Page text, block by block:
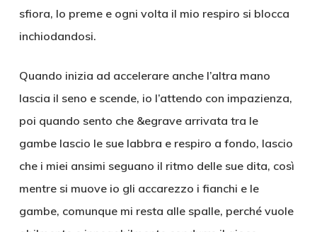
sfiora, lo preme e ogni volta il mio respiro si blocca
inchiodandosi.
Quando inizia ad accelerare anche l’altra mano
lascia il seno e scende, io l’attendo con impazienza,
poi quando sento che &egrave arrivata tra le
gambe lascio le sue labbra e respiro a fondo, lascio
che i miei ansimi seguano il ritmo delle sue dita, così
mentre si muove io gli accarezzo i fianchi e le
gambe, comunque mi resta alle spalle, perché vuole